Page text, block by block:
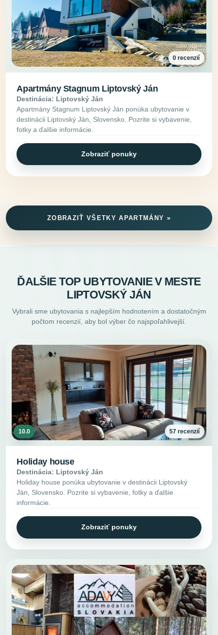
0 recenzií
Apartmány Stagnum Liptovský Ján
Destinácia: Liptovský Ján
Apartmány Stagnum Liptovský Ján ponúka ubytovanie v
destinácii Liptovský Ján, Slovensko. Pozrite si vybavenie,
fotky a ďalšie informácie.
Zobraziť ponuky
ZOBRAZIŤ VŠETKY APARTMÁNY »
ĎALŠIE TOP UBYTOVANIE V MESTE
LIPTOVSKÝ JÁN
Vybrali sme ubytovania s najlepším hodnotením a dostatočným
počtom recenzií, aby bol výber čo najspoľahlivejší.
10.0 57 recenzií
Holiday house
Destinácia: Liptovský Ján
Holiday house ponúka ubytovanie v destinácii Liptovský
Ján, Slovensko. Pozrite si vybavenie, fotky a ďalšie
informácie.
Zobraziť ponuky